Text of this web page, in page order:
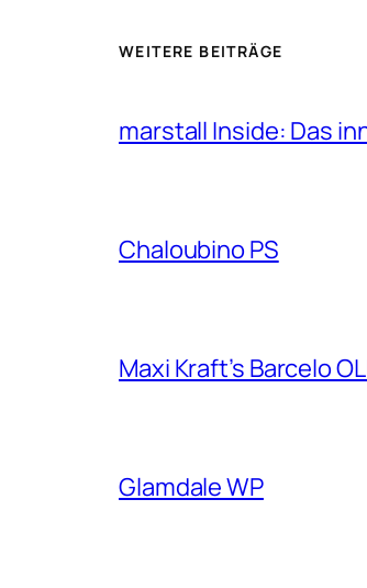
WEITERE BEITRÄGE
marstall Inside: Das
Chaloubino PS
Maxi Kraft’s Barcelo
Glamdale WP